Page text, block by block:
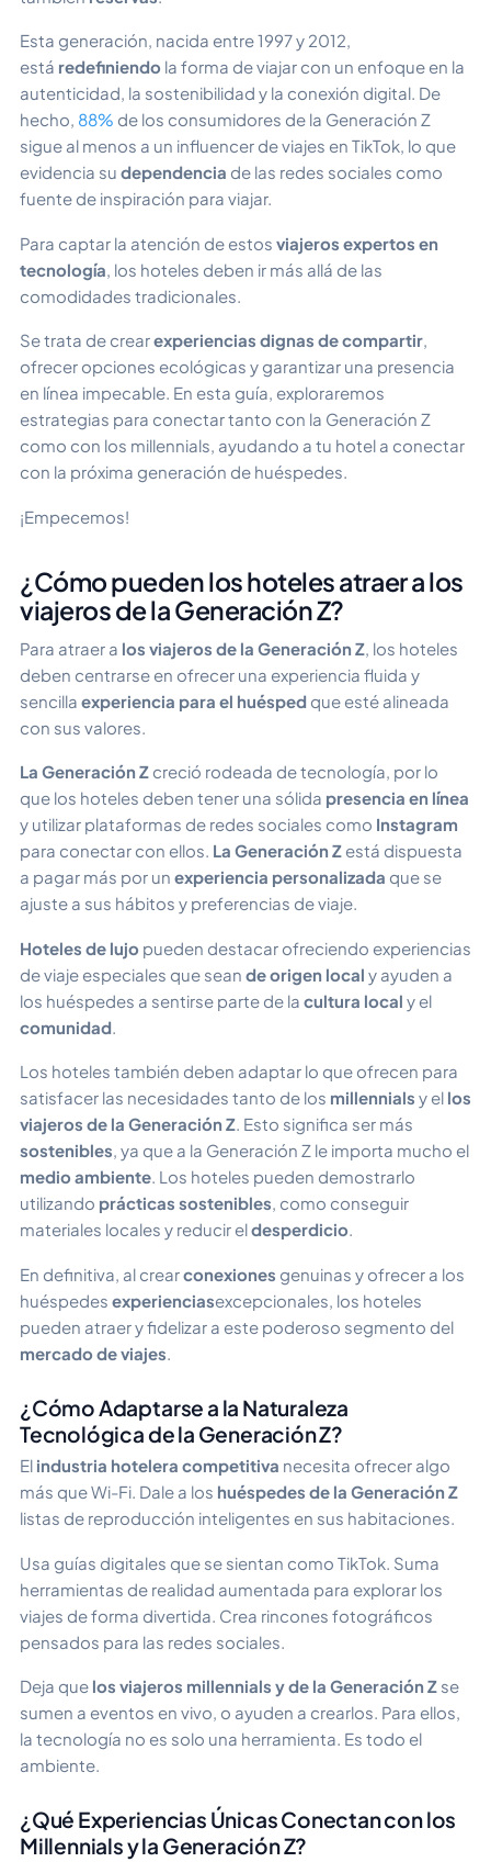
Esta generación, nacida entre 1997 y 2012,
está redefiniendo la forma de viajar con un enfoque en la
autenticidad, la sostenibilidad y la conexión digital. De
hecho, 88% de los consumidores de la Generación Z
sigue al menos a un influencer de viajes en TikTok, lo que
evidencia su dependencia de las redes sociales como
fuente de inspiración para viajar. ​
Para captar la atención de estos viajeros expertos en
tecnología , los hoteles deben ir más allá de las
comodidades tradicionales.
Se trata de crearexperiencias dignas de compartir,
ofrecer opciones ecológicas y garantizar una presencia
en línea impecable. En esta guía, exploraremos
estrategias para conectar tanto con la Generación Z
como con los millennials, ayudando a tu hotel a conectar
con la próxima generación de huéspedes.
¡Empecemos!
¿Cómo pueden los hoteles atraer a los
viajeros de la Generación Z?
Para atraer a los viajeros de la Generación Z , los hoteles
deben centrarse en ofrecer una experiencia fluida y
sencilla experiencia para el huésped que esté alineada
con sus valores.
La Generación Z creció rodeada de tecnología, por lo
que los hoteles deben tener una sólida presencia en línea
y utilizar plataformas de redes sociales como Instagram
para conectar con ellos. La Generación Z está dispuesta
a pagar más por un experiencia personalizada que se
ajuste a sus hábitos y preferencias de viaje.
Hoteles de lujo pueden destacar ofreciendo experiencias
de viaje especiales que sean de origen local y ayuden a
los huéspedes a sentirse parte de la cultura local y el
comunidad
Los hoteles también deben adaptar lo que ofrecen para
satisfacer las necesidades tanto de los millennials y el los
viajeros de la Generación Z. Esto significa ser más
sostenibles, ya que a la Generación Z le importa mucho el
medio ambiente. Los hoteles pueden demostrarlo
utilizando prácticas sostenibles, como conseguir
materiales locales y reducir eldesperdicio.
En definitiva, al crearconexiones genuinas y ofrecer a los
huéspedes experienciasexcepcionales, los hoteles
pueden atraer y fidelizar a este poderoso segmento del
mercado de viajes
¿Cómo Adaptarse a la Naturaleza
Tecnológica de la Generación Z?
El industria hotelera competitiva necesita ofrecer algo
más que Wi-Fi. Dale a los huéspedes de la Generación Z
listas de reproducción inteligentes en sus habitaciones.
Usa guías digitales que se sientan como TikTok. Suma
herramientas de realidad aumentada para explorar los
viajes de forma divertida. Crea rincones fotográficos
pensados para las redes sociales.
Deja que los viajeros millennials y de la Generación Z se
sumen a eventos en vivo, o ayuden a crearlos. Para ellos,
la tecnología no es solo una herramienta. Es todo el
ambiente.
¿Qué Experiencias Únicas Conectan con los
Millennials y la Generación Z?